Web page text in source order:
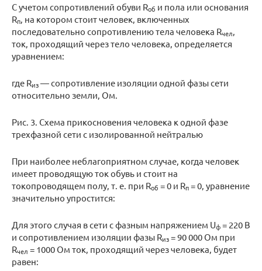
С учетом сопротивлений обуви Rоб и пола или основания
Rп , на котором стоит человек, включенных
последовательно сопротивлению тела человека Rчел
ток, проходящий через тело человека, определяется
уравнением:
где Rиз— сопротивление изоляции одной фазы сети
относительно земли, Ом.
Рис. 3. Схема прикосновения человека к одной фазе
трехфазной сети с изолированной нейтралью
При наиболее неблагоприятном случае, когда человек
имеет проводящую ток обувь и стоит на
токопроводящем полу, т. е. при Rоб = 0 и Rп= 0, уравнение
значительно упростится:
Для этого случая в сети с фазным напряжением Uф= 220 В
и сопротивлением изоляции фазы Rиз= 90 000 Ом при
Rчел = 1000 Ом ток, проходящий через человека, будет
равен: